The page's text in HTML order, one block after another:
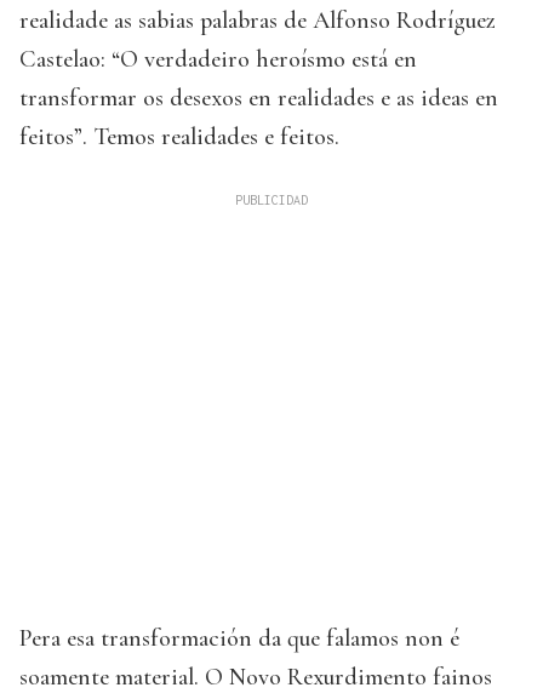
realidade as sabias palabras de Alfonso Rodríguez
Castelao: “O verdadeiro heroísmo está en
transformar os desexos en realidades e as ideas en
feitos”. Temos realidades e feitos.
Pera esa transformación da que falamos non é
soamente material. O Novo Rexurdimento fainos